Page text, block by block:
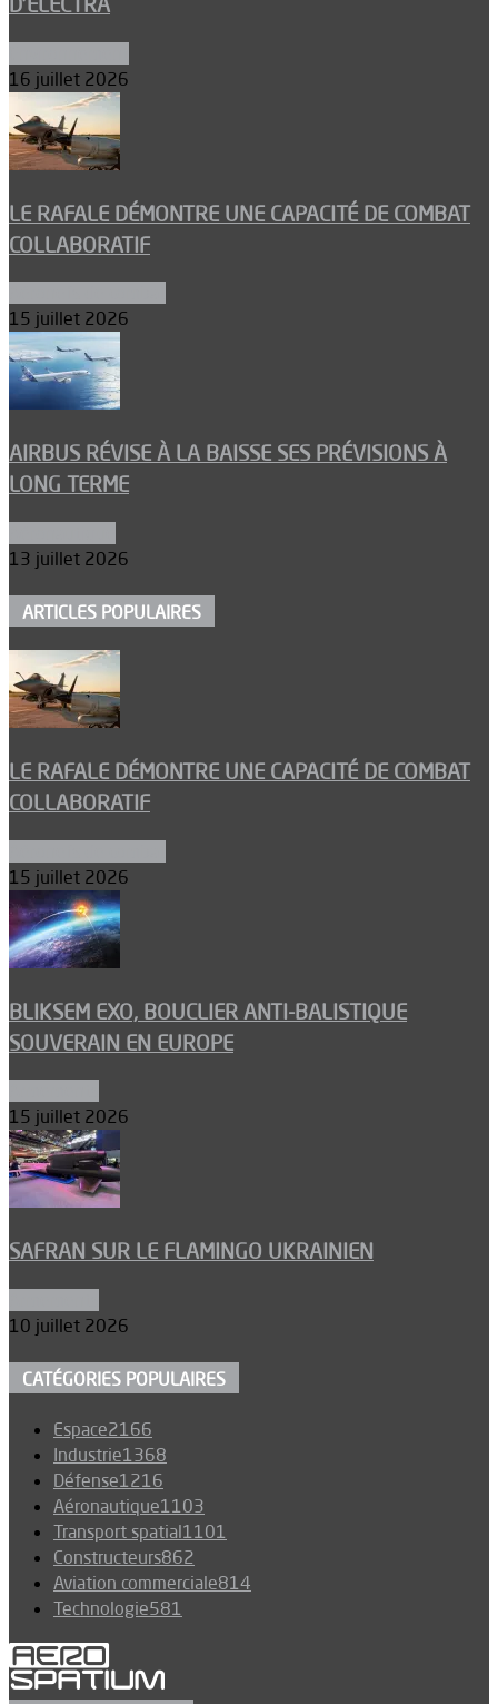
16 juillet 2026
LE RAFALE DÉMONTRE UNE CAPACITÉ DE COMBAT
COLLABORATIF
15 juillet 2026
AIRBUS RÉVISE À LA BAISSE SES PRÉVISIONS À
LONG TERME
13 juillet 2026
ARTICLES POPULAIRES
LE RAFALE DÉMONTRE UNE CAPACITÉ DE COMBAT
COLLABORATIF
15 juillet 2026
BLIKSEM EXO, BOUCLIER ANTI-BALISTIQUE
SOUVERAIN EN EUROPE
15 juillet 2026
SAFRAN SUR LE FLAMINGO UKRAINIEN
10 juillet 2026
CATÉGORIES POPULAIRES
Espace2166
Industrie1368
Défense1216
Aéronautique1103
Transport spatial1101
Constructeurs862
Aviation commerciale814
Technologie581